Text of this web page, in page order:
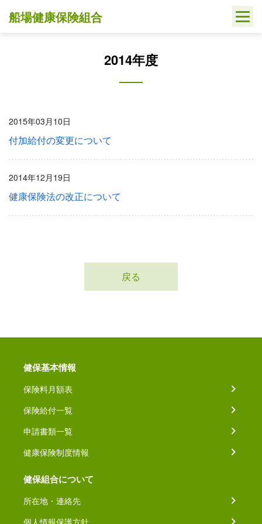
船場健康保険組合
2014年度
2015年03月10日
付加給付の変更について
2014年12月19日
健康保険法の改正について
戻る
健保基本情報
保険料月額表
保険給付一覧
申請書類一覧
健康保険制度情報
健保組合について
所在地・連絡先
個人情報保護方針